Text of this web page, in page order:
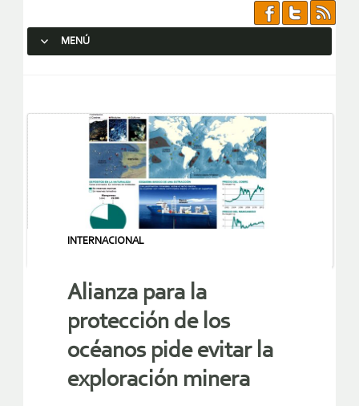
MENÚ
INTERNACIONAL
Alianza para la
protección de los
océanos pide evitar la
exploración minera